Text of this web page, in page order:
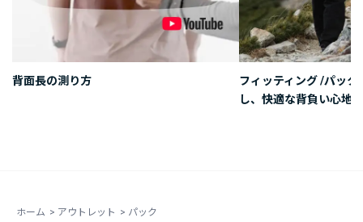
背面長の測り方
フィッティング /パッ
し、快適な背負い心地
ホーム > アウトレット > パック